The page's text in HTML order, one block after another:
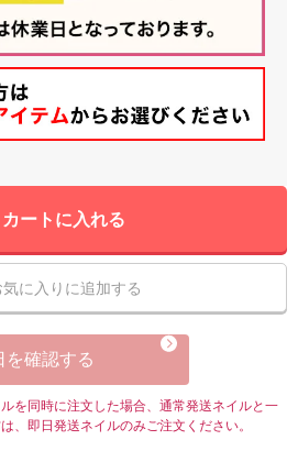
カートに入れる
気に入りに追加する
を確認する
を同時に注文した場合、通常発送ネイルと一
、即日発送ネイルのみご注文ください。